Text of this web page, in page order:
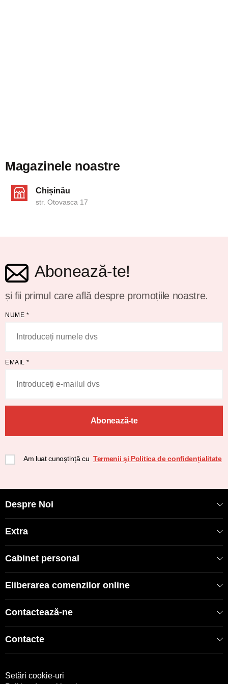
Magazinele noastre
Chișinău
str. Otovasca 17
Abonează-te!
și fii primul care află despre promoțiile noastre.
NUME *
EMAIL *
Abonează-te
Am luat cunoștință cu Termenii și Politica de confidențialitate
Despre Noi
Extra
Cabinet personal
Eliberarea comenzilor online
Contactează-ne
Contacte
Setări cookie-uri